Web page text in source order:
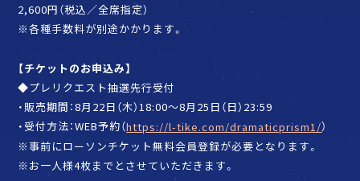
2,600円（税込／全席指定）
※各種手数料が別途かかります。
【チケットのお申込み】
◆プレリクエスト抽選先行受付
・販売期間：8月22日（木）18:00～8月25日（日）23:59
・受付方法：WEB予約（https://l-tike.com/dramaticprism1/）
※事前にローソンチケット無料会員登録が必要となります。
※お一人様4枚までとさせていただきます。